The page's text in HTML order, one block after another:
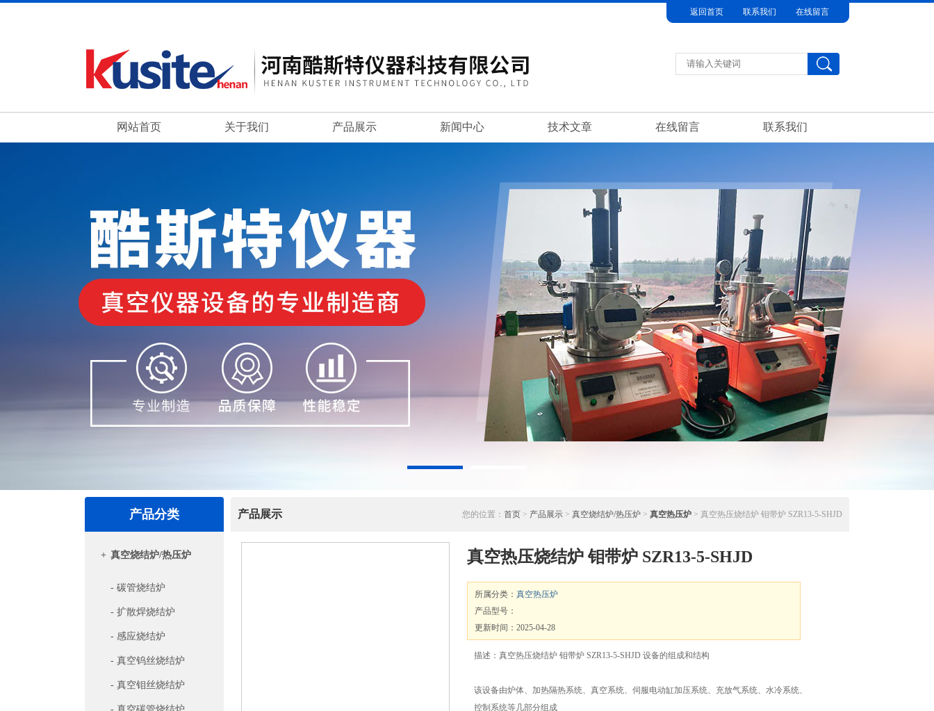
返回首页 联系我们 在线留言
网站首页 关于我们 产品展示 新闻中心 技术文章 在线留言 联系我们
产品分类
+ 真空烧结炉/热压炉
- 碳管烧结炉
- 扩散焊烧结炉
- 感应烧结炉
- 真空钨丝烧结炉
- 真空钼丝烧结炉
产品展示 您的位置： 首页 > 产品展示 > 真空烧结炉/热压炉 > 真空热压炉 > 真空热压烧结炉 钼带炉 SZR13-5-SHJD
真空热压烧结炉 钼带炉 SZR13-5-SHJD
所属分类： 真空热压炉
产品型号：
更新时间：2025-04-28
描述：真空热压烧结炉 钼带炉 SZR13-5-SHJD 设备的组成和结构
该设备由炉体、加热隔热系统、真空系统、伺服电动缸加压系统、充放气系统、水冷系统、
控制系统等几部分组成